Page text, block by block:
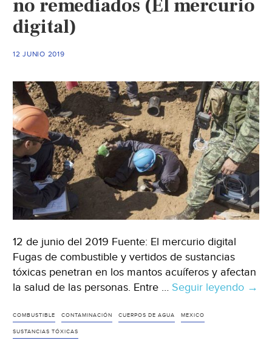
y
otras
sustancias
tóxicas,
estudios
de
CONAGUA
y
ONG
(Rayas!))
no remediados (El mercurio
digital)
12 JUNIO 2019
12 de junio del 2019 Fuente: El mercurio digital
Fugas de combustible y vertidos de sustancias
tóxicas penetran en los mantos acuíferos y afectan
la salud de las personas. Entre … Seguir leyendo →
COMBUSTIBLE CONTAMINACIÓN CUERPOS DE AGUA MEXICO
SUSTANCIAS TÓXICAS